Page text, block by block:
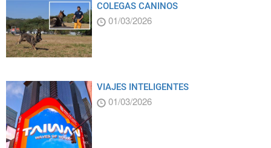
COLEGAS CANINOS
01/03/2026
VIAJES INTELIGENTES
01/03/2026